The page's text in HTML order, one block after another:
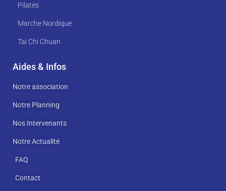
Pilates
Marche Nordique
Tai Chi Chuan
Aides & Infos
Notre association
Notre Planning
Nos Intervenants
Notre Actualité
FAQ
Contact